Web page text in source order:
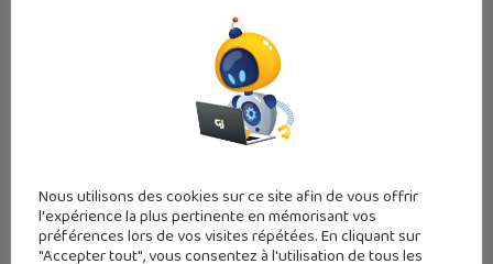
Nous utilisons des cookies sur ce site afin de vous offrir
l'expérience la plus pertinente en mémorisant vos
préférences lors de vos visites répétées. En cliquant sur
"Accepter tout", vous consentez à l'utilisation de tous les